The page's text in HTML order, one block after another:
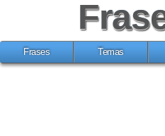
Frases Temas